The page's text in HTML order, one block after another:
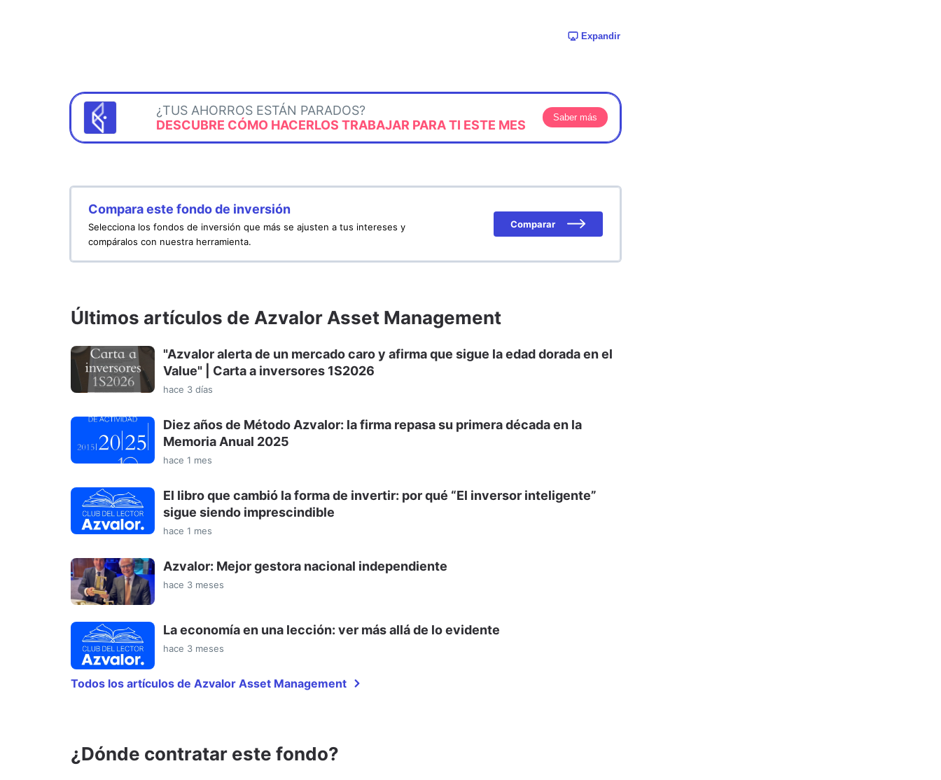
Expandir
¿TUS AHORROS ESTÁN PARADOS?
DESCUBRE CÓMO HACERLOS TRABAJAR PARA TI ESTE MES
Saber más
Compara este fondo de inversión
Selecciona los fondos de inversión que más se ajusten a tus intereses y
compáralos con nuestra herramienta.
Comparar
Últimos artículos de Azvalor Asset Management
"Azvalor alerta de un mercado caro y afirma que sigue la edad dorada en el
Value" | Carta a inversores 1S2026
hace 3 días
Diez años de Método Azvalor: la firma repasa su primera década en la
Memoria Anual 2025
hace 1 mes
El libro que cambió la forma de invertir: por qué “El inversor inteligente”
sigue siendo imprescindible
hace 1 mes
Azvalor: Mejor gestora nacional independiente
hace 3 meses
La economía en una lección: ver más allá de lo evidente
hace 3 meses
Todos los artículos de Azvalor Asset Management
¿Dónde contratar este fondo?